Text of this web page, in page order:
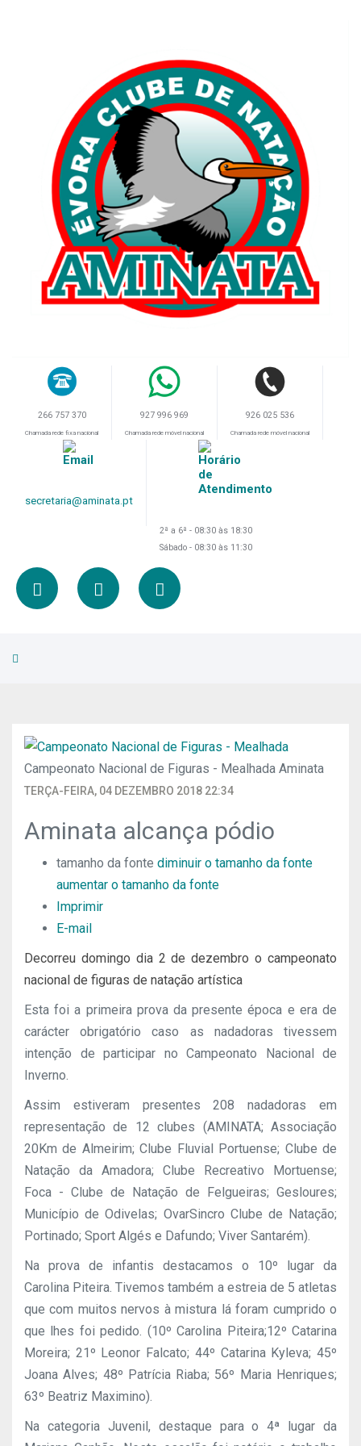
266 757 370
Chamada rede fixa nacional
927 996 969
Chamada rede móvel nacional
926 025 536
Chamada rede móvel nacional
secretaria@aminata.pt
2ª a 6ª - 08:30 às 18:30
Sábado - 08:30 às 11:30
Campeonato Nacional de Figuras - Mealhada Aminata
TERÇA-FEIRA, 04 DEZEMBRO 2018 22:34
Aminata alcança pódio
tamanho da fonte diminuir o tamanho da fonte
aumentar o tamanho da fonte
Imprimir
E-mail
Decorreu domingo dia 2 de dezembro o campeonato
nacional de figuras de natação artística
Esta foi a primeira prova da presente época e era de
carácter obrigatório caso as nadadoras tivessem
intenção de participar no Campeonato Nacional de
Inverno.
Assim estiveram presentes 208 nadadoras em
representação de 12 clubes (AMINATA; Associação
20Km de Almeirim; Clube Fluvial Portuense; Clube de
Natação da Amadora; Clube Recreativo Mortuense;
Foca - Clube de Natação de Felgueiras; Gesloures;
Município de Odivelas; OvarSincro Clube de Natação;
Portinado; Sport Algés e Dafundo; Viver Santarém).
Na prova de infantis destacamos o 10º lugar da
Carolina Piteira. Tivemos também a estreia de 5 atletas
que com muitos nervos à mistura lá foram cumprido o
que lhes foi pedido. (10º Carolina Piteira;12º Catarina
Moreira; 21º Leonor Falcato; 44º Catarina Kyleva; 45º
Joana Alves; 48º Patrícia Riaba; 56º Maria Henriques;
63º Beatriz Maximino).
Na categoria Juvenil, destaque para o 4ª lugar da